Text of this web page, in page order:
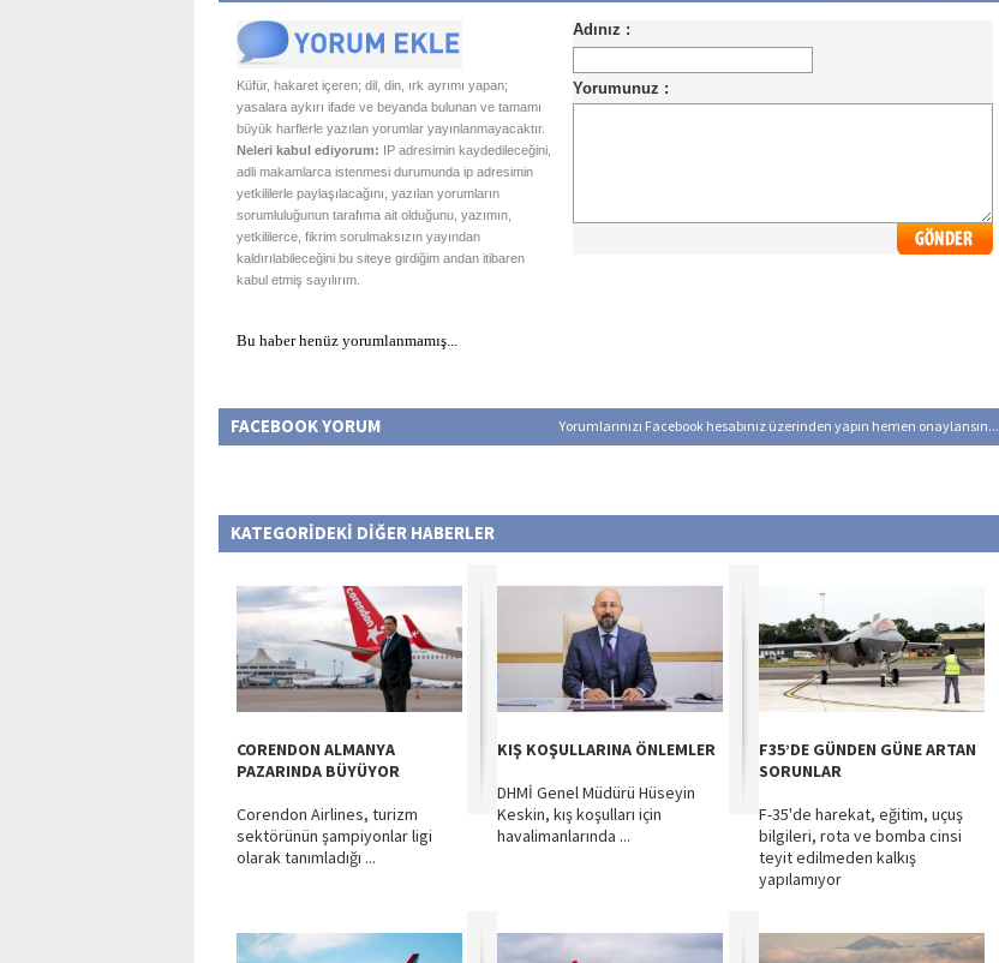
Küfür, hakaret içeren; dil, din, ırk ayrımı yapan;
yasalara aykırı ifade ve beyanda bulunan ve tamamı
büyük harflerle yazılan yorumlar yayınlanmayacaktır.
Neleri kabul ediyorum: IP adresimin kaydedileceğini,
adli makamlarca istenmesi durumunda ip adresimin
yetkililerle paylaşılacağını, yazılan yorumların
sorumluluğunun tarafıma ait olduğunu, yazımın,
yetkililerce, fikrim sorulmaksızın yayından
kaldırılabileceğini bu siteye girdiğim andan itibaren
kabul etmiş sayılırım.
Bu haber henüz yorumlanmamış...
FACEBOOK YORUM Yorumlarınızı Facebook hesabınız üzerinden yapın hemen onaylansın...
KATEGORİDEKİ DİĞER HABERLER
CORENDON ALMANYA
PAZARINDA BÜYÜYOR
Corendon Airlines, turizm
sektörünün şampiyonlar ligi
olarak tanımladığı ...
KIŞ KOŞULLARINA ÖNLEMLER
DHMİ Genel Müdürü Hüseyin
Keskin, kış koşulları için
havalimanlarında ...
F35’DE GÜNDEN GÜNE ARTAN
SORUNLAR
F-35'de harekat, eğitim, uçuş
bilgileri, rota ve bomba cinsi
teyit edilmeden kalkış
yapılamıyor